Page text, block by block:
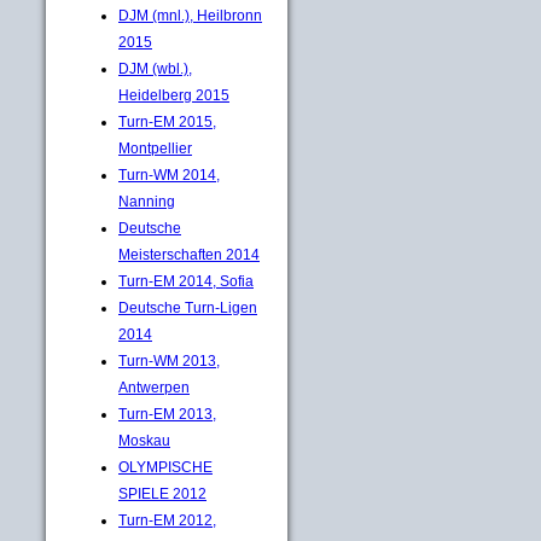
DJM (mnl.), Heilbronn
2015
DJM (wbl.),
Heidelberg 2015
Turn-EM 2015,
Montpellier
Turn-WM 2014,
Nanning
Deutsche
Meisterschaften 2014
Turn-EM 2014, Sofia
Deutsche Turn-Ligen
2014
Turn-WM 2013,
Antwerpen
Turn-EM 2013,
Moskau
OLYMPISCHE
SPIELE 2012
Turn-EM 2012,